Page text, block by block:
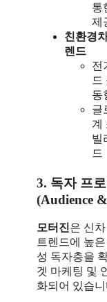
통
제
친환경
렌드
전
드
동
글
계
빌
드
3. 독자 프
(Audience
모터진은 신
트렌드에 높
성 독자층을
겟 마케팅 및
화되어 있습니